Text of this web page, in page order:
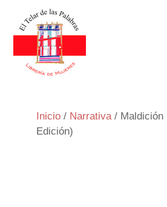
Inicio / Narrativa/ Maldición
Edición)